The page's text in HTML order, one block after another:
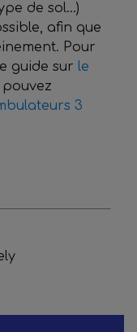
de sol…)
afin que
Pour
guide sur le
pouvez
3